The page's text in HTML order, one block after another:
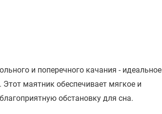
и поперечного качания - идеальное
маятник обеспечивает мягкое и
обстановку для сна.